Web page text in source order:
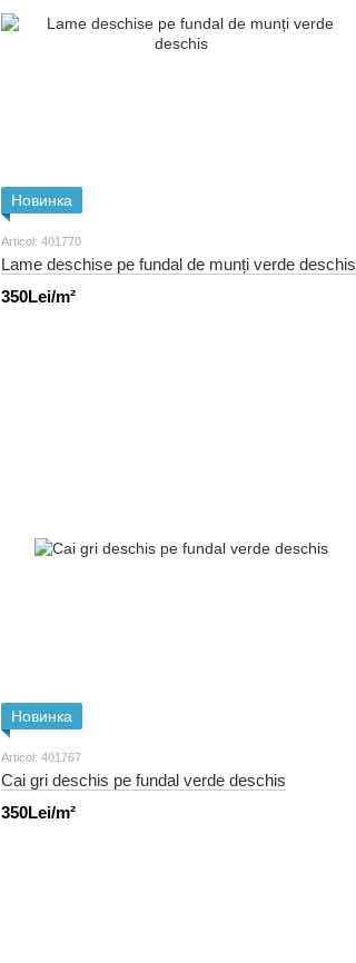
Новинка
Articol: 401770
Lame deschise pe fundal de munți verde deschis
350Lei/m²
Новинка
Articol: 401767
Cai gri deschis pe fundal verde deschis
350Lei/m²